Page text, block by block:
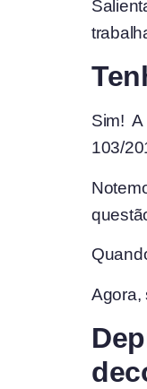
Sim!
103/
Agora,